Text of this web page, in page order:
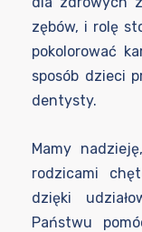
zębów, i rolę
pokolorować
sposób dzieci
dentysty.
Mamy
rodzicami
dzięki
Państwu